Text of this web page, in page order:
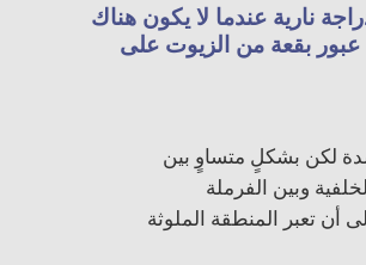
نارية عندما لا يكون هناك
بقعة من الزيوت على
لكن بشكلٍ متساوٍ بين
وبين الفرملة
أن تعبر المنطقة الملوثة